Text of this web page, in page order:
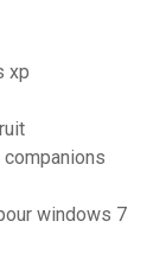
xp
windows 7